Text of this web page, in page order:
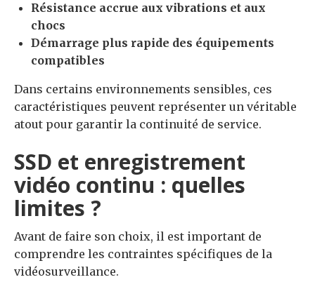
Résistance accrue aux vibrations et aux
chocs
Démarrage plus rapide des équipements
compatibles
Dans certains environnements sensibles, ces
caractéristiques peuvent représenter un véritable
atout pour garantir la continuité de service.
SSD et enregistrement
vidéo continu : quelles
limites ?
Avant de faire son choix, il est important de
comprendre les contraintes spécifiques de la
vidéosurveillance.